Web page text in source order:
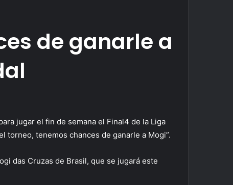
de ganarle a
jugar el fin de semana el Final4 de la Liga
torneo, tenemos chances de ganarle a Mogi”.
das Cruzas de Brasil, que se jugará este